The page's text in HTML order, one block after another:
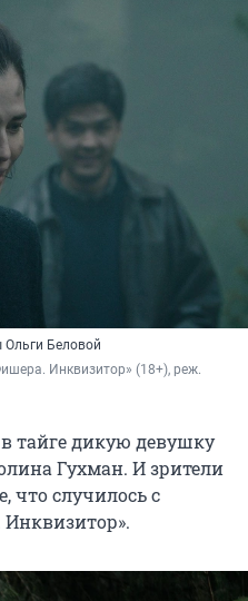
Беловой
Инквизитор» (18+), реж.
тайге дикую девушку
Гухман. И зрители
что случилось с